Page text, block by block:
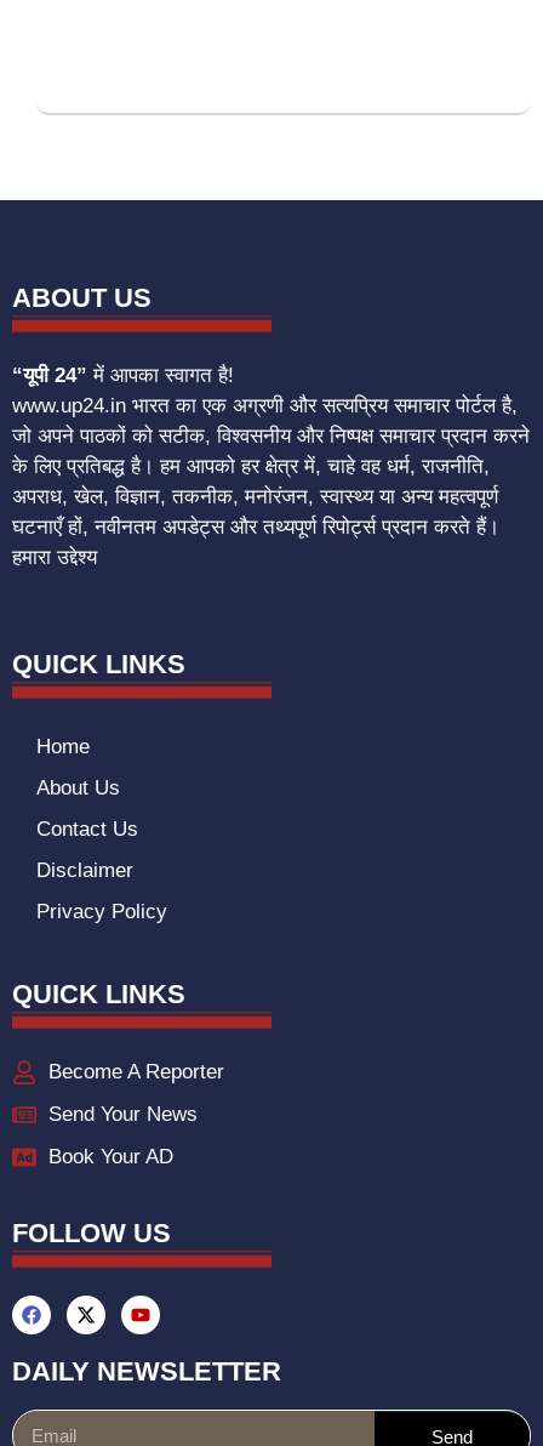
ABOUT US
“यूपी 24” में आपका स्वागत है!
www.up24.in भारत का एक अग्रणी और सत्यप्रिय समाचार पोर्टल है,
जो अपने पाठकों को सटीक, विश्वसनीय और निष्पक्ष समाचार प्रदान करने
के लिए प्रतिबद्ध है। हम आपको हर क्षेत्र में, चाहे वह धर्म, राजनीति,
अपराध, खेल, विज्ञान, तकनीक, मनोरंजन, स्वास्थ्य या अन्य महत्वपूर्ण
घटनाएँ हों, नवीनतम अपडेट्स और तथ्यपूर्ण रिपोर्ट्स प्रदान करते हैं।
हमारा उद्देश्य
QUICK LINKS
Home
About Us
Contact Us
Disclaimer
Privacy Policy
QUICK LINKS
Become A Reporter
Send Your News
Book Your AD
FOLLOW US
DAILY NEWSLETTER
Send